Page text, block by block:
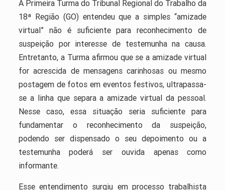
A Primeira Turma do Tribunal Regional do Trabalho da
18ª Região (GO) entendeu que a simples “amizade
virtual” não é suficiente para reconhecimento de
suspeição por interesse de testemunha na causa.
Entretanto, a Turma afirmou que se a amizade virtual
for acrescida de mensagens carinhosas ou mesmo
postagem de fotos em eventos festivos, ultrapassa-
se a linha que separa a amizade virtual da pessoal.
Nesse caso, essa situação seria suficiente para
fundamentar o reconhecimento da suspeição,
podendo ser dispensado o seu depoimento ou a
testemunha poderá ser ouvida apenas como
informante.
Esse entendimento surgiu em processo trabalhista